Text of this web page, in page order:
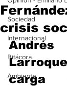
Sociedad
Internacional
Bitácora
Ambiente
crisis
Andrés
carga